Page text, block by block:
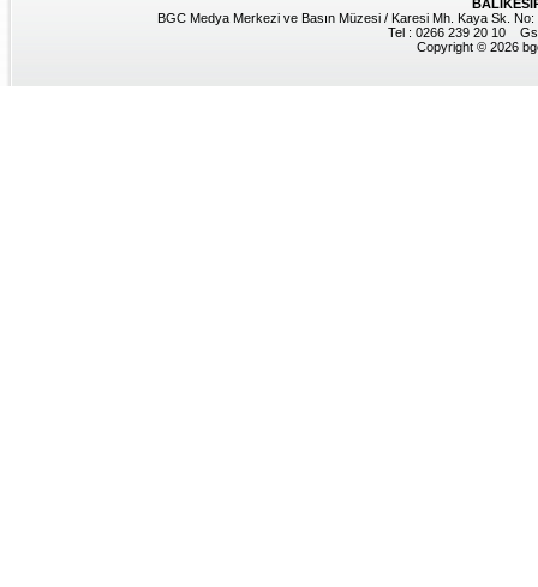
BGC Medya Merkezi ve Basın Müzesi / Karesi Mh. Kaya Sk.
Tel : 0266 239 20 10
Copyright © 2026